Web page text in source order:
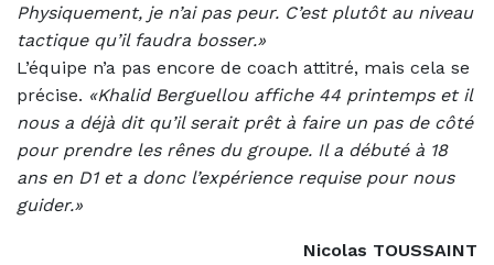
Physiquement, je n’ai pas peur. C’est plutôt au niveau
tactique qu’il faudra bosser.»
L’équipe n’a pas encore de coach attitré, mais cela se
précise. «Khalid Berguellou affiche 44 printemps et il
nous a déjà dit qu’il serait prêt à faire un pas de côté
pour prendre les rênes du groupe. Il a débuté à 18
ans en D1 et a donc l’expérience requise pour nous
guider.»
Nicolas TOUSSAINT